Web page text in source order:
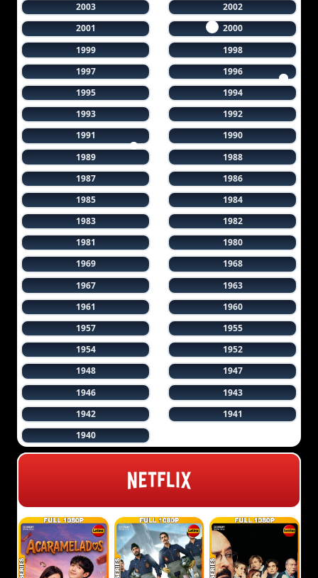
2003
2002
2001
2000
1999
1998
1997
1996
1995
1994
1993
1992
1991
1990
1989
1988
1987
1986
1985
1984
1983
1982
1981
1980
1969
1968
1967
1963
1961
1960
1957
1955
1954
1952
1948
1947
1946
1943
1942
1941
1940